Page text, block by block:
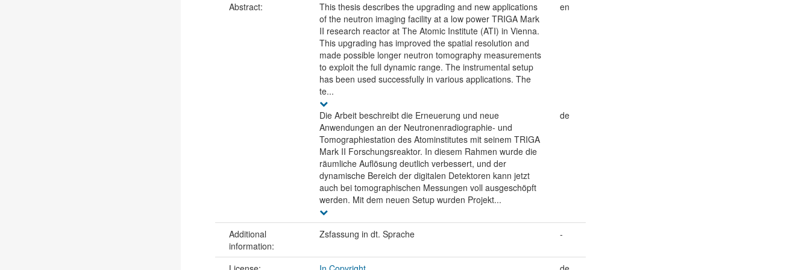
Abstract:
This thesis describes the upgrading and new applications
of the neutron imaging facility at a low power TRIGA Mark
II research reactor at The Atomic Institute (ATI) in Vienna.
This upgrading has improved the spatial resolution and
made possible longer neutron tomography measurements
to exploit the full dynamic range. The instrumental setup
has been used successfully in various applications. The
te...
en
Die Arbeit beschreibt die Erneuerung und neue
Anwendungen an der Neutronenradiographie- und
Tomographiestation des Atominstitutes mit seinem TRIGA
Mark II Forschungsreaktor. In diesem Rahmen wurde die
räumliche Auflösung deutlich verbessert, und der
dynamische Bereich der digitalen Detektoren kann jetzt
auch bei tomographischen Messungen voll ausgeschöpft
werden. Mit dem neuen Setup wurden Projekt...
de
Additional
information:
Zsfassung in dt. Sprache -